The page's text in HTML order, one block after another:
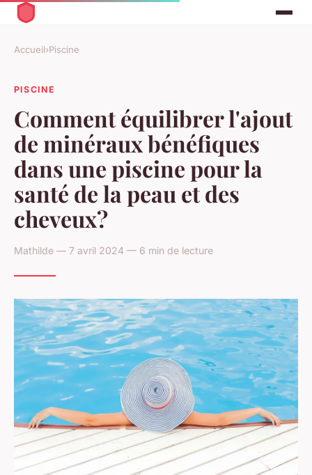
Accueil›Piscine
PISCINE
Comment équilibrer l'ajout
de minéraux bénéfiques
dans une piscine pour la
santé de la peau et des
cheveux?
Mathilde — 7 avril 2024 — 6 min de lecture